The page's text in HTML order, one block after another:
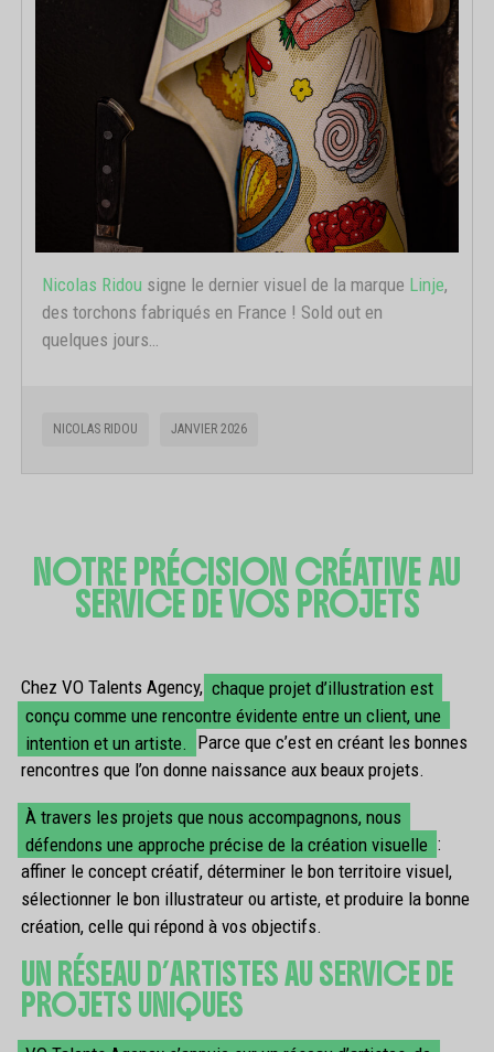
Nicolas Ridou signe le dernier visuel de la marque Linje,
des torchons fabriqués en France ! Sold out en
quelques jours…
NICOLAS RIDOU JANVIER 2026
NOTRE PRÉCISION CRÉATIVE AU
SERVICE DE VOS PROJETS
Chez VO Talents Agency, chaque projet d’illustration est
conçu comme une rencontre évidente entre un client, une
intention et un artiste. Parce que c’est en créant les bonnes
rencontres que l’on donne naissance aux beaux projets.
À travers les projets que nous accompagnons, nous
défendons une approche précise de la création visuelle :
affiner le concept créatif, déterminer le bon territoire visuel,
sélectionner le bon illustrateur ou artiste, et produire la bonne
création, celle qui répond à vos objectifs.
UN RÉSEAU D’ARTISTES AU SERVICE DE
PROJETS UNIQUES